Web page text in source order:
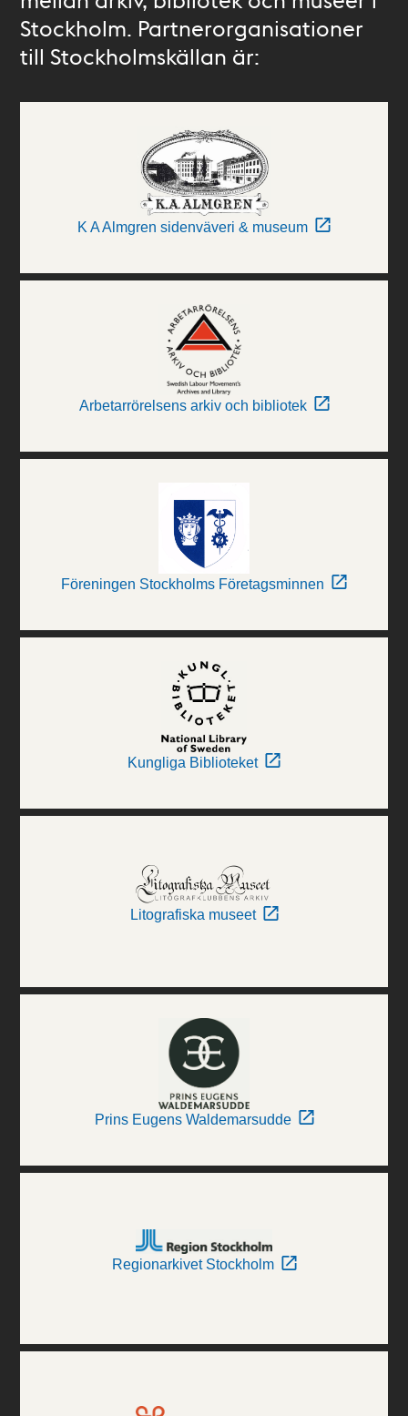
Stockholm. Partnerorganisationer
till Stockholmskällan är:
K A Almgren sidenväveri & museum
Arbetarrörelsens arkiv och bibliotek
Föreningen Stockholms Företagsminnen
Kungliga Biblioteket
Litografiska museet
Prins Eugens Waldemarsudde
Regionarkivet Stockholm